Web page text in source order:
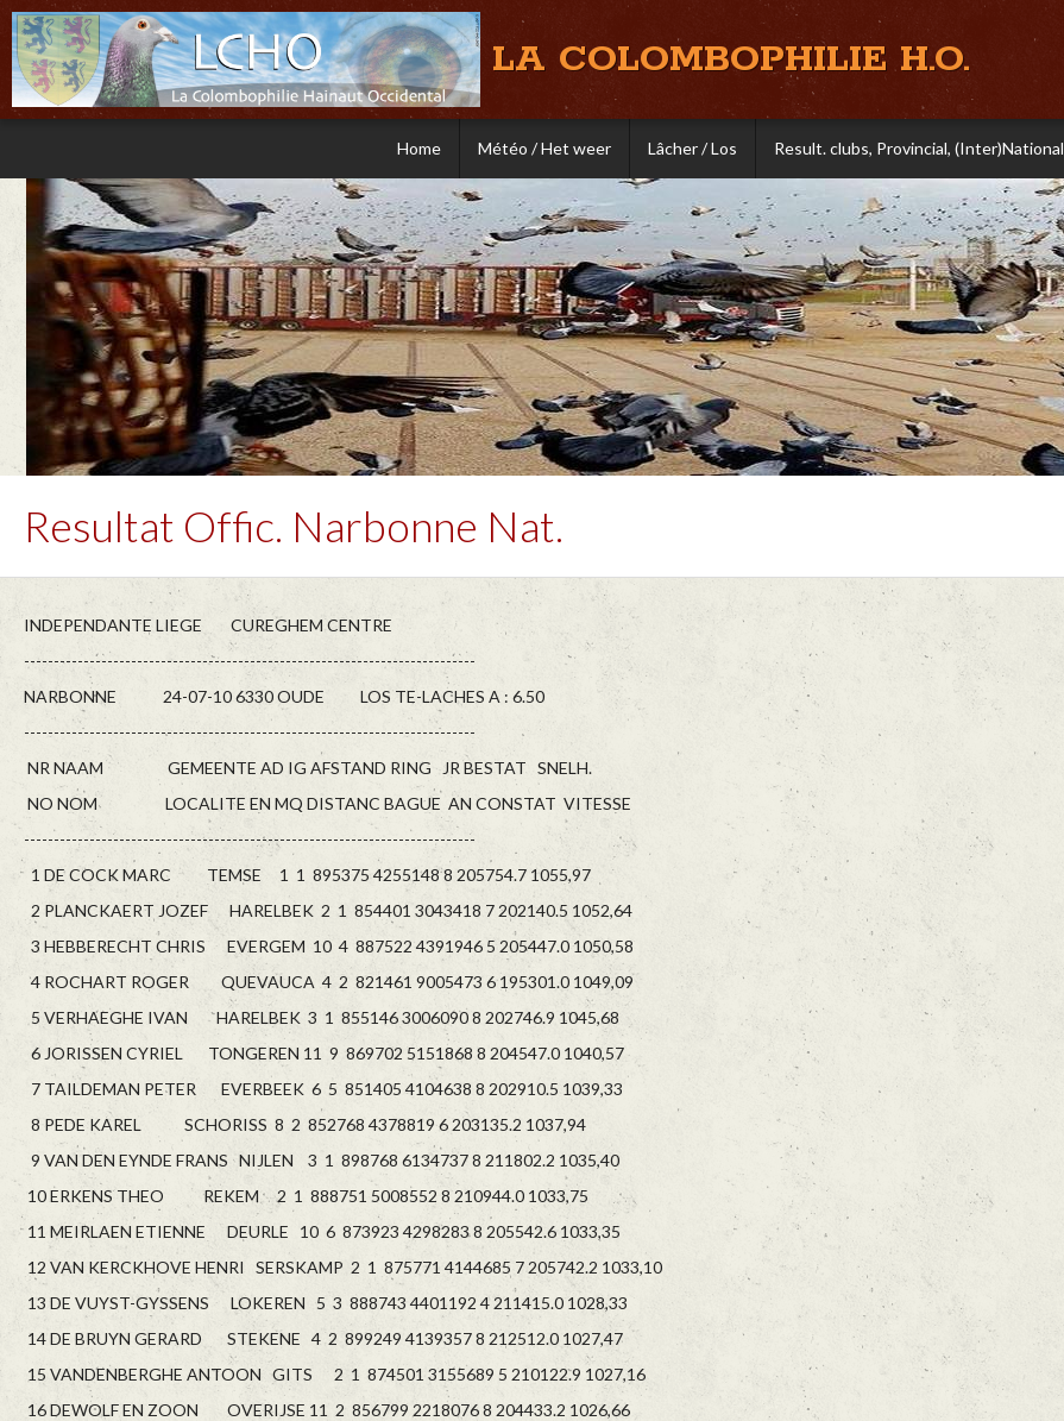
LA COLOMBOPHILIE H.O.
Home Météo / Het weer Lâcher / Los Result. clubs, Provincial, (Inter)National
Resultat Offic. Narbonne Nat.
INDEPENDANTE LIEGE CUREGHEM CENTRE
----------------------------------------------------------------------------
NARBONNE 24-07-10 6330 OUDE LOS TE-LACHES A : 6.50
----------------------------------------------------------------------------
NR NAAM GEMEENTE AD IG AFSTAND RING JR BESTAT SNELH.
NO NOM LOCALITE EN MQ DISTANC BAGUE AN CONSTAT VITESSE
----------------------------------------------------------------------------
1 DE COCK MARC TEMSE 1 1 895375 4255148 8 205754.7 1055,97
2 PLANCKAERT JOZEF HARELBEK 2 1 854401 3043418 7 202140.5 1052,64
3 HEBBERECHT CHRIS EVERGEM 10 4 887522 4391946 5 205447.0 1050,58
4 ROCHART ROGER QUEVAUCA 4 2 821461 9005473 6 195301.0 1049,09
5 VERHAEGHE IVAN HARELBEK 3 1 855146 3006090 8 202746.9 1045,68
6 JORISSEN CYRIEL TONGEREN 11 9 869702 5151868 8 204547.0 1040,57
7 TAILDEMAN PETER EVERBEEK 6 5 851405 4104638 8 202910.5 1039,33
8 PEDE KAREL SCHORISS 8 2 852768 4378819 6 203135.2 1037,94
9 VAN DEN EYNDE FRANS NIJLEN 3 1 898768 6134737 8 211802.2 1035,40
10 ERKENS THEO REKEM 2 1 888751 5008552 8 210944.0 1033,75
11 MEIRLAEN ETIENNE DEURLE 10 6 873923 4298283 8 205542.6 1033,35
12 VAN KERCKHOVE HENRI SERSKAMP 2 1 875771 4144685 7 205742.2 1033,10
13 DE VUYST-GYSSENS LOKEREN 5 3 888743 4401192 4 211415.0 1028,33
14 DE BRUYN GERARD STEKENE 4 2 899249 4139357 8 212512.0 1027,47
15 VANDENBERGHE ANTOON GITS 2 1 874501 3155689 5 210122.9 1027,16
16 DEWOLF EN ZOON OVERIJSE 11 2 856799 2218076 8 204433.2 1026,66